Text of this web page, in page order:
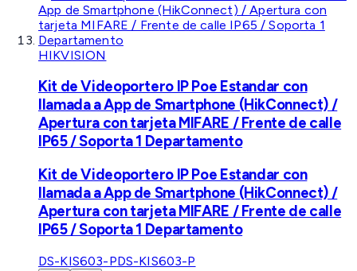
HIKVISION
Kit de Videoportero IP Poe Estandar con
llamada a App de Smartphone (HikConnect) /
Apertura con tarjeta MIFARE / Frente de calle
IP65 / Soporta 1 Departamento
Kit de Videoportero IP Poe Estandar con
llamada a App de Smartphone (HikConnect) /
Apertura con tarjeta MIFARE / Frente de calle
IP65 / Soporta 1 Departamento
DS-KIS603-PDS-KIS603-P